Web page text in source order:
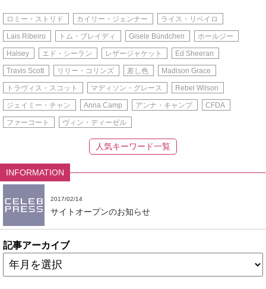
ロミー・ストリド カイリー・ジェンナー ライス・リベイロ
Lais Ribeiro トム・ブレイディ Gisele Bündchen ホールジー
Halsey エド・シーラン レザージャケット Ed Sheeran
Travis Scott リリー・コリンズ 差し色 Madison Grace
トラヴィス・スコット マディソン・グレース Rebel Wilson
ジェイミー・チャン Anna Camp アンナ・キャンプ CFDA
ファーコート ヴィン・ディーゼル
人気キーワード一覧
INFORMATION
2017/02/14
サイトオープンのお知らせ
記事アーカイブ